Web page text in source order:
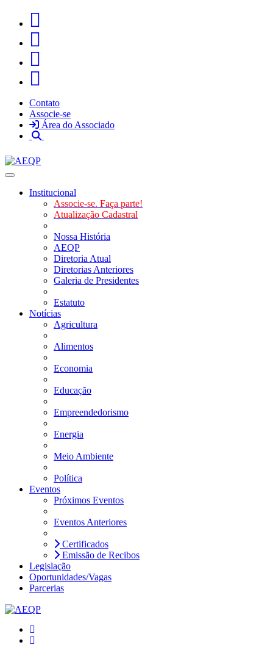
Contato
Associe-se
Área do Associado
Toggle navigation
Institucional
Associe-se. Faça parte!
Atualização Cadastral
Nossa História
AEQP
Diretoria Atual
Diretorias Anteriores
Galeria de Presidentes
Estatuto
Notícias
Agricultura
Alimentos
Economia
Educação
Empreendedorismo
Energia
Meio Ambiente
Política
Eventos
Próximos Eventos
Eventos Anteriores
Certificados
Emissão de Recibos
Legislação
Oportunidades/Vagas
Parcerias